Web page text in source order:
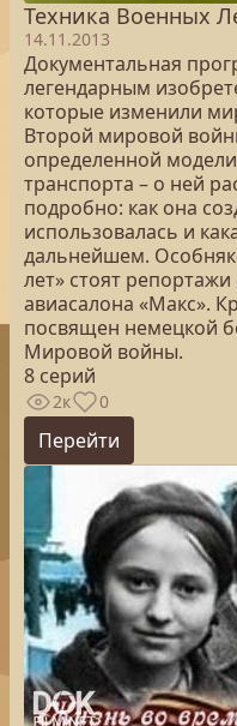
Техника Военных
14.11.2013
Документальная
легендарным
которые изменили
Второй мировой
определенной
транспорта – о ней
подробно: как она
использовалась и
дальнейшем.
лет» стоят
авиасалона «Макс».
посвящен немецкой
Мировой войны.
8 серий
2к 0
Перейти